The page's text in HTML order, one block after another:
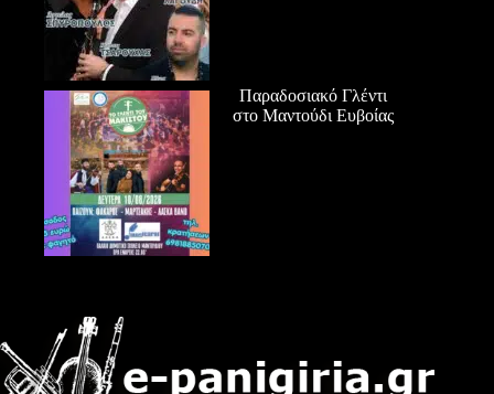
Παραδοσιακό Γλέντι
στο Μαντούδι Ευβοίας